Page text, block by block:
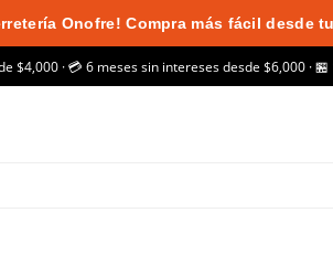
Onofre! Compra más fácil desde
$4,000 · 💳 6 meses sin intereses desde $6,000 ·